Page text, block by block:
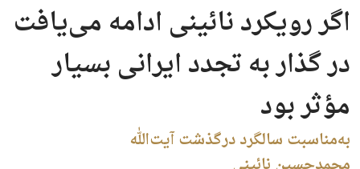
اگر رویکرد نائینی ادامه می‌یافت
در گذار به تجدد ایرانی بسیار
مؤثر بود
به‌مناسبت سالگرد درگذشت آیت‌الله